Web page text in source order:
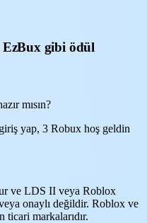
gibi ödül
mısın?
yap, 3 Robux hoş geldin
ve LDS II veya Roblox
onaylı değildir. Roblox ve
markalarıdır.